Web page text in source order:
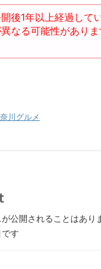
後1年以上経過して
なる可能性があり
川グルメ
公開されることはあり
す